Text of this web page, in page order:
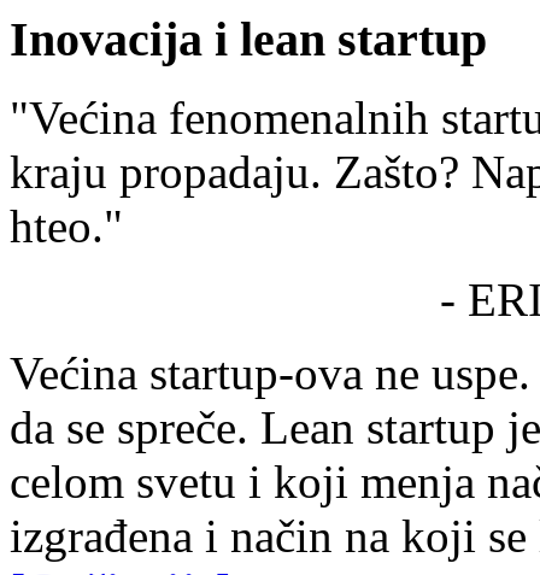
Inovacija i lean startup
"Većina fenomenalnih
kraju propadaju. Zašto?
hteo."
-
Većina startup-ova ne
da se spreče. Lean startup
celom svetu i koji menja
izgrađena i način na koji